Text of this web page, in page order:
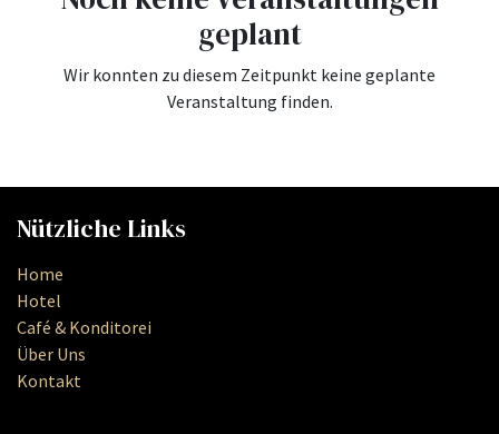
geplant
Wir konnten zu diesem Zeitpunkt keine geplante
Veranstaltung finden.
Nützliche Links
Home
Hotel
Café & Konditorei
Über Uns
Kontakt